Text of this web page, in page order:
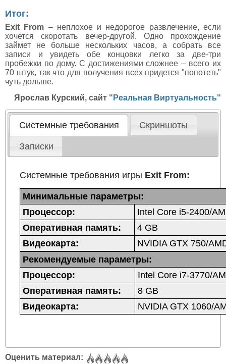
Итог:
Exit From – неплохое и недорогое развлечение, если
хочется скоротать вечер-другой. Одно прохождение
займет не больше нескольких часов, а собрать все
записи и увидеть обе концовки легко за две-три
пробежки по дому. С достижениями сложнее – всего их
70 штук, так что для получения всех придется "попотеть"
чуть дольше.
Ярослав Курский, сайт "Реальная Виртуальность"
Системные требования Скриншоты
Записки
Системные требования игры Exit From:
Минимальные параметры:
Процессор:
Intel Core i5-2400/
Оперативная память:
4 GB
Видеокарта:
NVIDIA GTX 750/
Рекомендуемые параметры:
Процессор:
Intel Core i7-3770/
Оперативная память:
8 GB
Видеокарта:
NVIDIA GTX 1060/
Оценить материал: